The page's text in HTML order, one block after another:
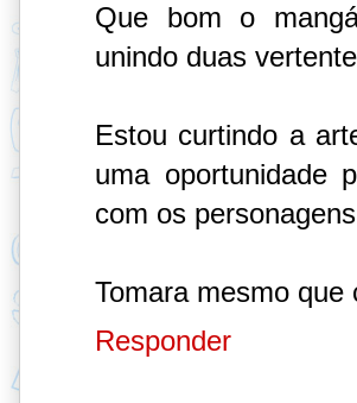
Que bom o
unindo duas
Estou curtindo a
uma oportunidade
com os
Tomara mesmo que
Responder